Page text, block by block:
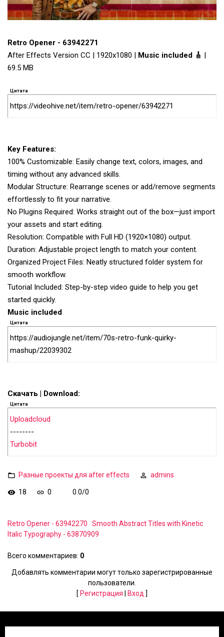
Retro Opener - 63942271
After Effects Version CC | 1920x1080 | Music included 🎸 |
69.5 MB
Цитата
https://videohive.net/item/retro-opener/63942271
Key Features:
100% Customizable: Easily change text, colors, images, and
timing without any advanced skills.
Modular Structure: Rearrange scenes or add/remove segments
effortlessly to fit your narrative.
No Plugins Required: Works straight out of the box—just import
your assets and start editing.
Resolution: Compatible with Full HD (1920×1080) output.
Duration: Adjustable project length to match your content.
Organized Project Files: Neatly structured folder system for
smooth workflow.
Tutorial Included: Step-by-step video guide to help you get
started quickly.
Music included
Цитата
https://audiojungle.net/item/70s-retro-funk-quirky-
mashup/22039302
Скачать | Download:
Цитата
Uploadcloud
--------
Turbobit
Разные проекты для after effects admins
18 0 0.0/0
Retro Opener - 63942270
Smooth Abstract Titles with Kinetic
Italic Typography - 63870909
Всего комментариев: 0
Добавлять комментарии могут только зарегистрированные
пользователи.
[ Регистрация Вход ]